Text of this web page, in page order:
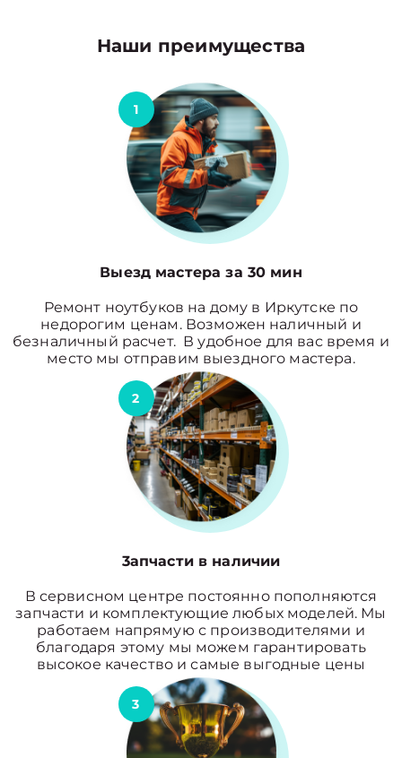
Наши преимущества
1
Выезд мастера за 30 мин
Ремонт ноутбуков на дому в Иркутске по
недорогим ценам. Возможен наличный и
безналичный расчет. В удобное для вас время и
место мы отправим выездного мастера.
2
3апчасти в наличии
В сервисном центре постоянно пополняются
запчасти и комплектующие любых моделей. Мы
работаем напрямую с производителями и
благодаря этому мы можем гарантировать
высокое качество и самые выгодные цены
3